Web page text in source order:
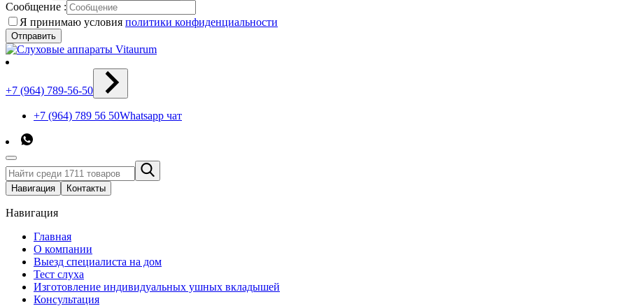
Сообщение :
Я принимаю условия политики конфиденциальности
Отправить
+7 (964) 789-56-50
+7 (964) 789 56 50Whatsapp чат
Навигация Контакты
Навигация
Главная
О компании
Выезд специалиста на дом
Тест слуха
Изготовление индивидуальных ушных вкладышей
Консультация